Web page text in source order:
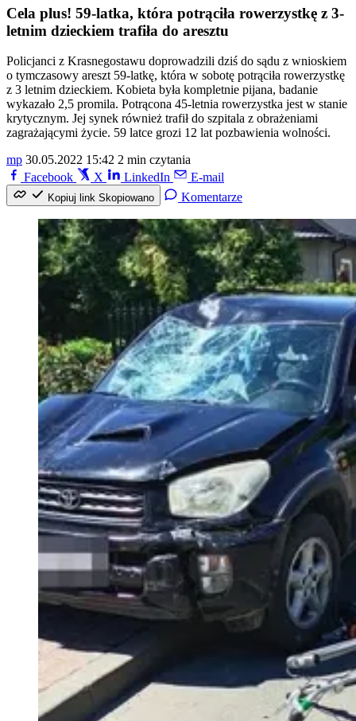
Cela plus! 59-latka, która potrąciła rowerzystkę z 3-
letnim dzieckiem trafiła do aresztu
Policjanci z Krasnegostawu doprowadzili dziś do sądu z wnioskiem
o tymczasowy areszt 59-latkę, która w sobotę potrąciła rowerzystkę
z 3 letnim dzieckiem. Kobieta była kompletnie pijana, badanie
wykazało 2,5 promila. Potrącona 45-letnia rowerzystka jest w stanie
krytycznym. Jej synek również trafił do szpitala z obrażeniami
zagrażającymi życie. 59 latce grozi 12 lat pozbawienia wolności.
mp 30.05.2022 15:42 2 min czytania
Facebook
X LinkedIn E-mail
Kopiuj link Skopiowano Komentarze